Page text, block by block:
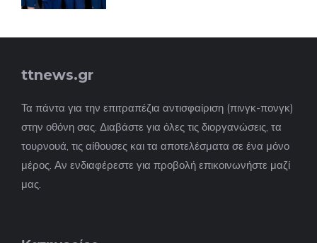
ttnews.gr
Τα πάντα για την επιτραπέζια αντισφαίριση (πινγκ-πονγκ)
στην οθόνη σας. Διαβάστε για όλες τις διοργανώσεις, τα
τουρνουά, τις αίθουσες και τα αποτελέσματα σε ένα μόνο
μέρος. Αν ενδιαφέρεστε για προβολή επικοινωνήστε μαζί
μας.